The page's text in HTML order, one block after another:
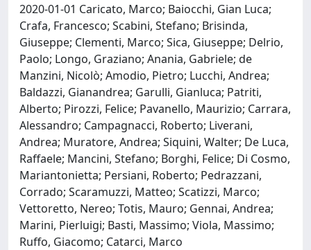
2020-01-01 Caricato, Marco; Baiocchi, Gian Luca;
Crafa, Francesco; Scabini, Stefano; Brisinda,
Giuseppe; Clementi, Marco; Sica, Giuseppe; Delrio,
Paolo; Longo, Graziano; Anania, Gabriele; de
Manzini, Nicolò; Amodio, Pietro; Lucchi, Andrea;
Baldazzi, Gianandrea; Garulli, Gianluca; Patriti,
Alberto; Pirozzi, Felice; Pavanello, Maurizio; Carrara,
Alessandro; Campagnacci, Roberto; Liverani,
Andrea; Muratore, Andrea; Siquini, Walter; De Luca,
Raffaele; Mancini, Stefano; Borghi, Felice; Di Cosmo,
Mariantonietta; Persiani, Roberto; Pedrazzani,
Corrado; Scaramuzzi, Matteo; Scatizzi, Marco;
Vettoretto, Nereo; Totis, Mauro; Gennai, Andrea;
Marini, Pierluigi; Basti, Massimo; Viola, Massimo;
Ruffo, Giacomo; Catarci, Marco